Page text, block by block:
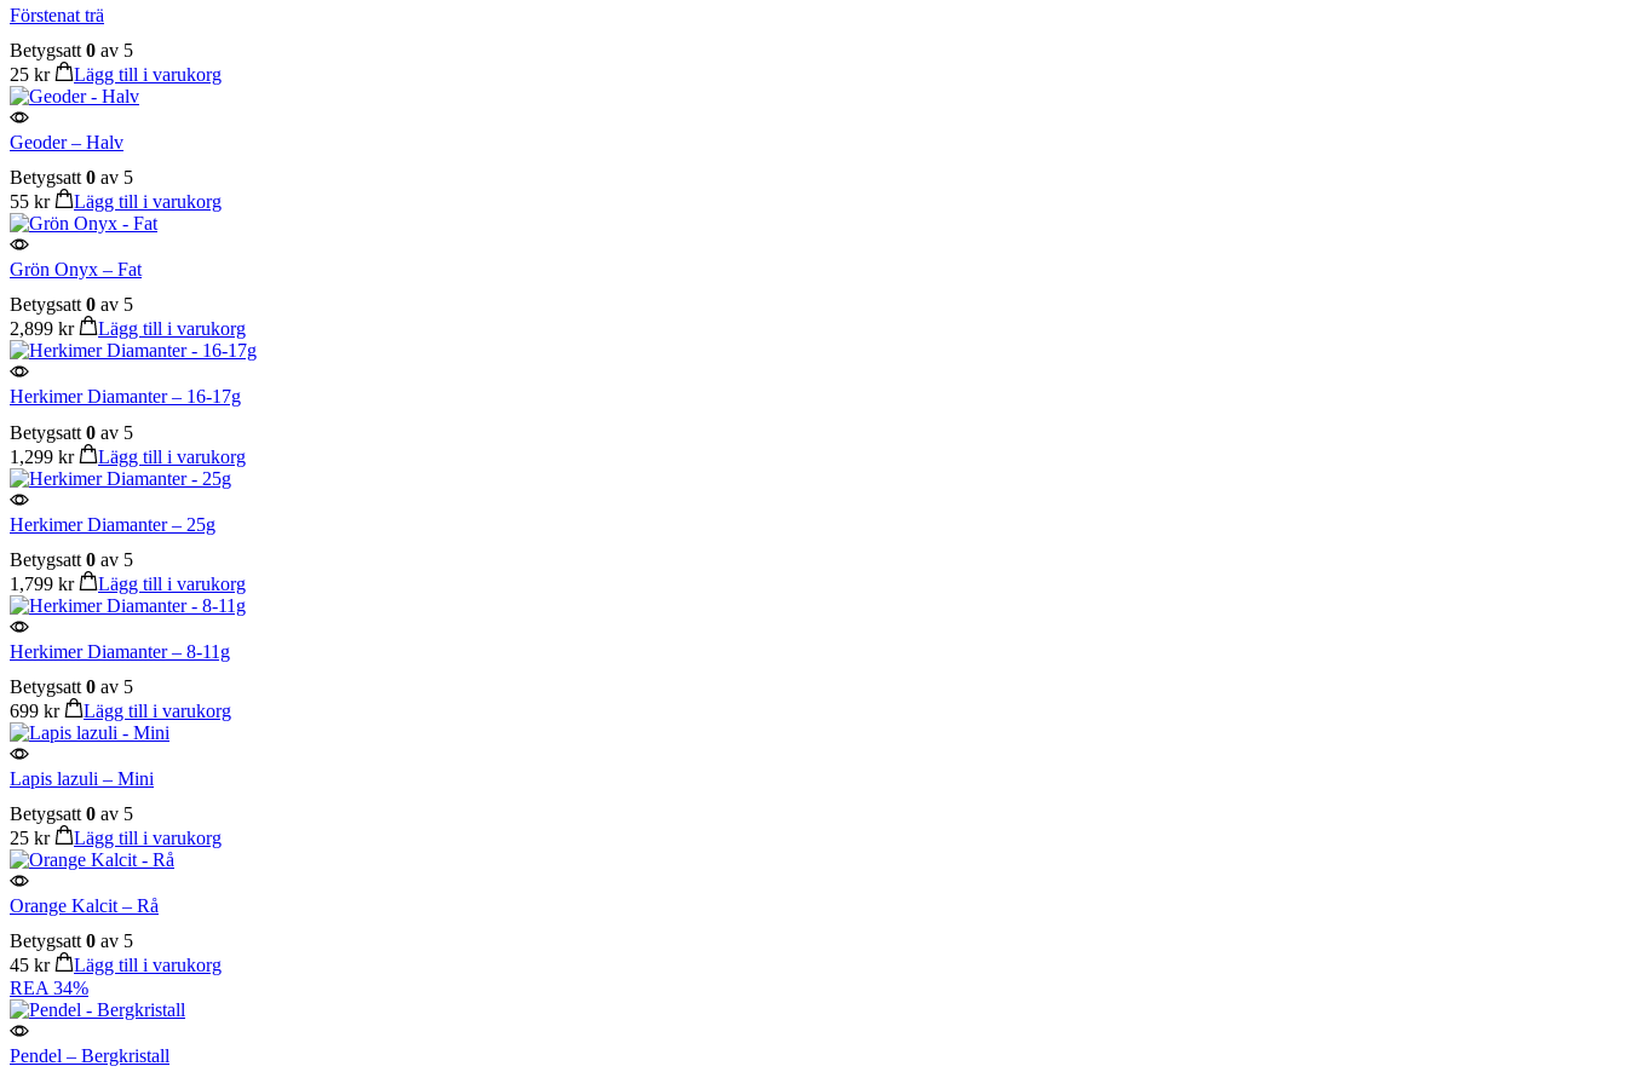
Förstenat trä
Betygsatt 0 av 5
25 kr Lägg till i varukorg
Geoder – Halv
Betygsatt 0 av 5
55 kr Lägg till i varukorg
Grön Onyx – Fat
Betygsatt0 av 5
2,899 kr Lägg till i varukorg
Herkimer Diamanter – 16-17g
Betygsatt 0 av 5
1,299 kr Lägg till i varukorg
Herkimer Diamanter – 25g
Betygsatt 0 av 5
1,799 kr Lägg till i varukorg
Herkimer Diamanter – 8-11g
Betygsatt 0 av 5
699 kr Lägg till i varukorg
Lapis lazuli – Mini
Betygsatt 0 av 5
25 kr Lägg till i varukorg
Orange Kalcit – Rå
Betygsatt0 av 5
45 kr
Lägg till i varukorg
REA34%
Pendel – Bergkristall